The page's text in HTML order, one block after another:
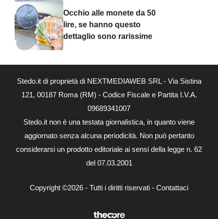
Occhio alle monete da 50
lire, se hanno questo
dettaglio sono rarissime
Stedo.it di proprietà di NEXTMEDIAWEB SRL - Via Sistina
121, 00187 Roma (RM) - Codice Fiscale e Partita I.V.A.
09689341007
Stedo.it non è una testata giornalistica, in quanto viene
aggiornato senza alcuna periodicità. Non può pertanto
considerarsi un prodotto editoriale ai sensi della legge n. 62
del 07.03.2001
Copyright ©2026 - Tutti i diritti riservati - Contattaci